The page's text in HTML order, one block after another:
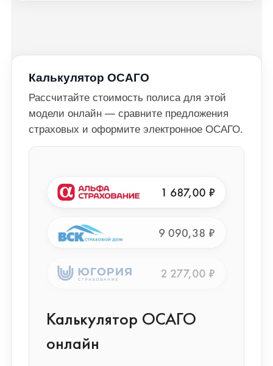
Калькулятор ОСАГО
Рассчитайте стоимость полиса для этой
модели онлайн — сравните предложения
страховых и оформите электронное ОСАГО.